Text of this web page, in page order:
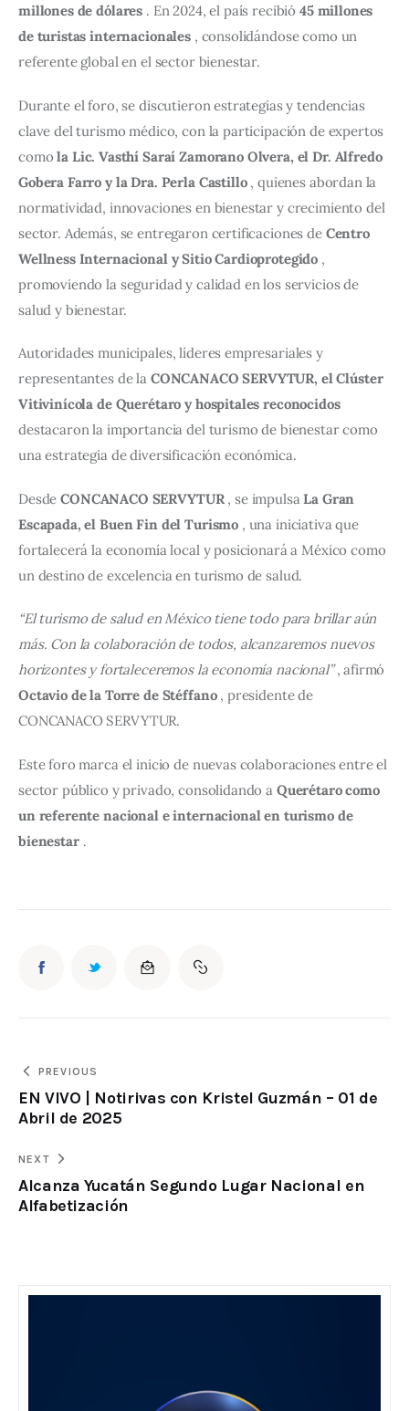
millones de dólares . En 2024, el país recibió 45 millones
de turistas internacionales , consolidándose como un
referente global en el sector bienestar.
Durante el foro, se discutieron estrategias y tendencias
clave del turismo médico, con la participación de expertos
como la Lic. Vasthí Saraí Zamorano Olvera, el Dr. Alfredo
Gobera Farro y la Dra. Perla Castillo , quienes abordan la
normatividad, innovaciones en bienestar y crecimiento del
sector. Además, se entregaron certificaciones de Centro
Wellness Internacional y Sitio Cardioprotegido ,
promoviendo la seguridad y calidad en los servicios de
salud y bienestar.
Autoridades municipales, líderes empresariales y
representantes de la CONCANACO SERVYTUR, el Clúster
Vitivinícola de Querétaro y hospitales reconocidos
destacaron la importancia del turismo de bienestar como
una estrategia de diversificación económica.
Desde CONCANACO SERVYTUR , se impulsa La Gran
Escapada, el Buen Fin del Turismo , una iniciativa que
fortalecerá la economía local y posicionará a México como
un destino de excelencia en turismo de salud.
“El turismo de salud en México tiene todo para brillar aún
más. Con la colaboración de todos, alcanzaremos nuevos
horizontes y fortaleceremos la economía nacional” , afirmó
Octavio de la Torre de Stéffano , presidente de
CONCANACO SERVYTUR.
Este foro marca el inicio de nuevas colaboraciones entre el
sector público y privado, consolidando a Querétaro como
un referente nacional e internacional en turismo de
bienestar .
PREVIOUS
EN VIVO | Notirivas con Kristel Guzmán – 01 de
Abril de 2025
NEXT
Alcanza Yucatán Segundo Lugar Nacional en
Alfabetización